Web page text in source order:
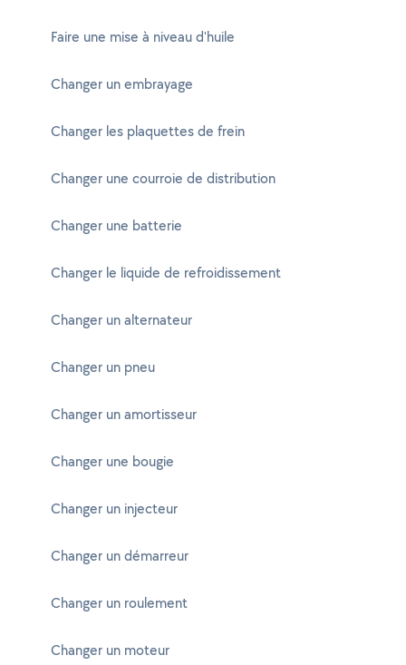
Faire une mise à niveau d'huile
Changer un embrayage
Changer les plaquettes de frein
Changer une courroie de distribution
Changer une batterie
Changer le liquide de refroidissement
Changer un alternateur
Changer un pneu
Changer un amortisseur
Changer une bougie
Changer un injecteur
Changer un démarreur
Changer un roulement
Changer un moteur